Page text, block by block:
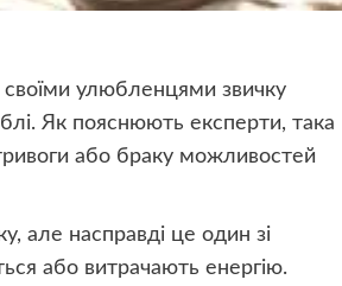
улюбленцями звичку
Як пояснюють експерти, така
або браку можливостей
але насправді це один зі
або витрачають енергію.